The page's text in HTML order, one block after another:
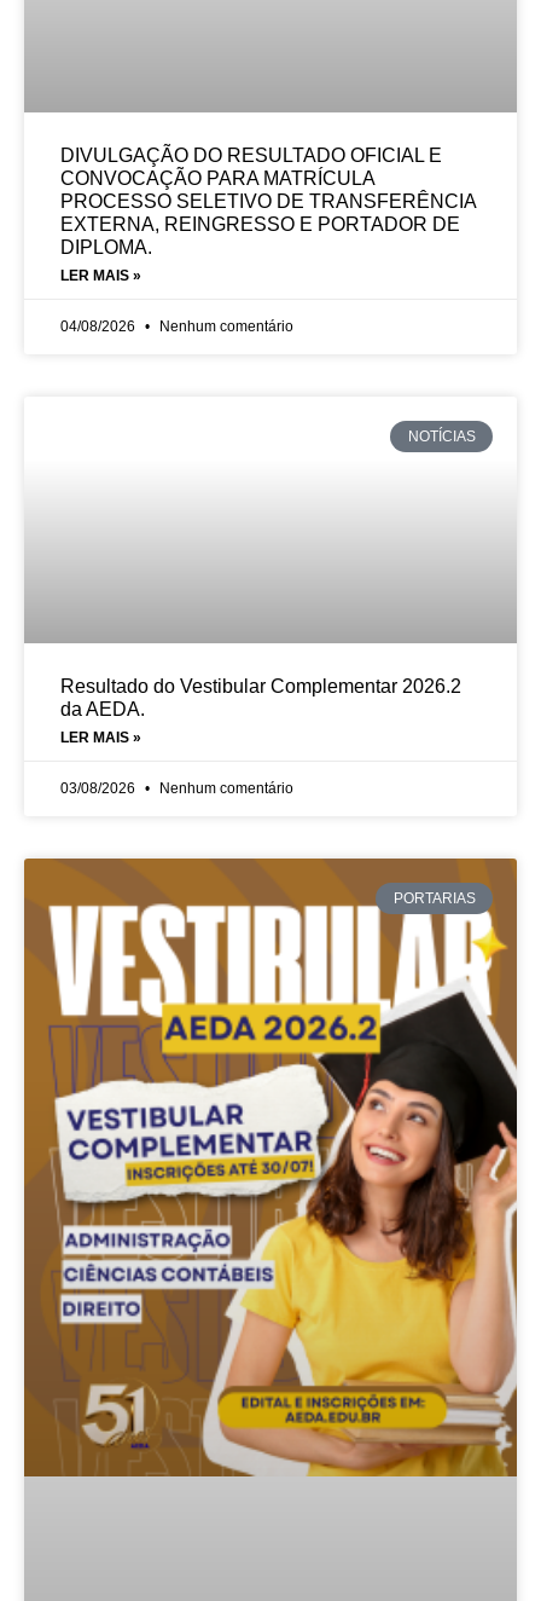
DIVULGAÇÃO DO RESULTADO OFICIAL E
CONVOCAÇÃO PARA MATRÍCULA
PROCESSO SELETIVO DE TRANSFERÊNCIA
EXTERNA, REINGRESSO E PORTADOR DE
DIPLOMA.
LER MAIS »
04/08/2026 Nenhum comentário
NOTÍCIAS
Resultado do Vestibular Complementar 2026.2
da AEDA.
LER MAIS »
03/08/2026 Nenhum comentário
PORTARIAS